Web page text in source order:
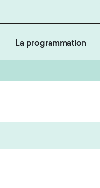
La programmation